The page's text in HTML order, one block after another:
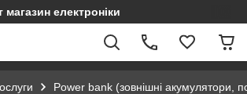
магазин електроніки
Power bank (зовнішні акумулятори,